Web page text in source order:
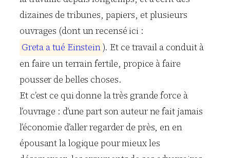
dizaines de tribunes, papiers, et plusieurs
ouvrages (dont un recensé ici :
Greta atué Einstein). Et ce travail a conduit à
en faire un terrain fertile, propice à faire
pousser de belles choses.
Et c’est ce qui donne la très grande force à
l’ouvrage : d’une part son auteur ne fait jamais
l’économie d’aller regarder de près, en en
épousant la logique pour mieux les